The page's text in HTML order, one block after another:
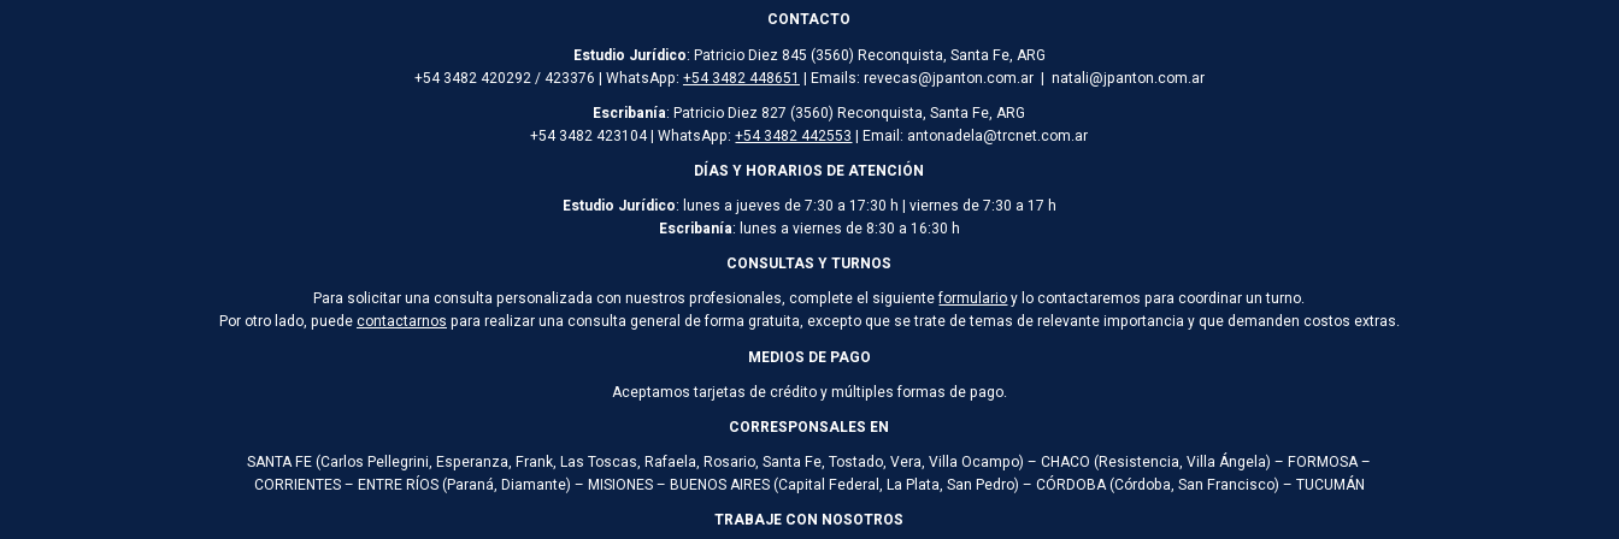
CONTACTO
Estudio Jurídico: Patricio Diez 845 (3560) Reconquista, Santa Fe, ARG
+54 3482 420292 / 423376 | WhatsApp: +54 3482 448651 | Emails: revecas@jpanton.com.ar | natali@jpanton.com.ar
Escribanía: Patricio Diez 827 (3560) Reconquista, Santa Fe, ARG
+54 3482 423104 | WhatsApp:+54 3482 442553 | Email: antonadela@trcnet.com.ar
DÍAS Y HORARIOS DE ATENCIÓN
Estudio Jurídico: lunes a jueves de 7:30 a 17:30 h | viernes de 7:30 a 17 h
Escribanía: lunes a viernes de 8:30 a 16:30 h
CONSULTAS Y TURNOS
Para solicitar una consulta personalizada con nuestros profesionales, complete el siguienteformularioy lo contactaremos para coordinar un turno.
Por otro lado, puedecontactarnos para realizar una consulta general de forma gratuita, excepto que se trate de temas de relevante importancia y que demanden costos extras.
MEDIOS DE PAGO
Aceptamos tarjetas de crédito y múltiples formas de pago.
CORRESPONSALES EN
SANTA FE (Carlos Pellegrini, Esperanza, Frank, Las Toscas, Rafaela, Rosario, Santa Fe, Tostado, Vera, Villa Ocampo) – CHACO (Resistencia, Villa Ángela) – FORMOSA –
CORRIENTES – ENTRE RÍOS (Paraná, Diamante) – MISIONES – BUENOS AIRES (Capital Federal, La Plata, San Pedro) – CÓRDOBA (Córdoba, San Francisco) – TUCUMÁN
TRABAJE CON NOSOTROS